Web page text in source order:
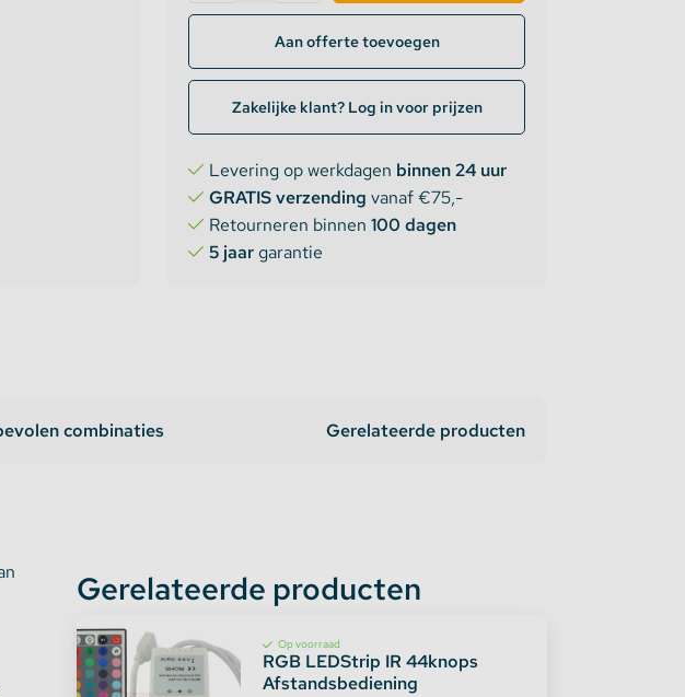
Aan offerte toevoegen
Zakelijke klant? Log in voor prijzen
Levering op werkdagen binnen 24 uur
GRATIS verzending vanaf €75,-
Retourneren binnen 100 dagen
5 jaargarantie
combinaties Gerelateerde producten
Gerelateerde producten
Op voorraad
RGB LEDStrip IR 44knops
Afstandsbediening